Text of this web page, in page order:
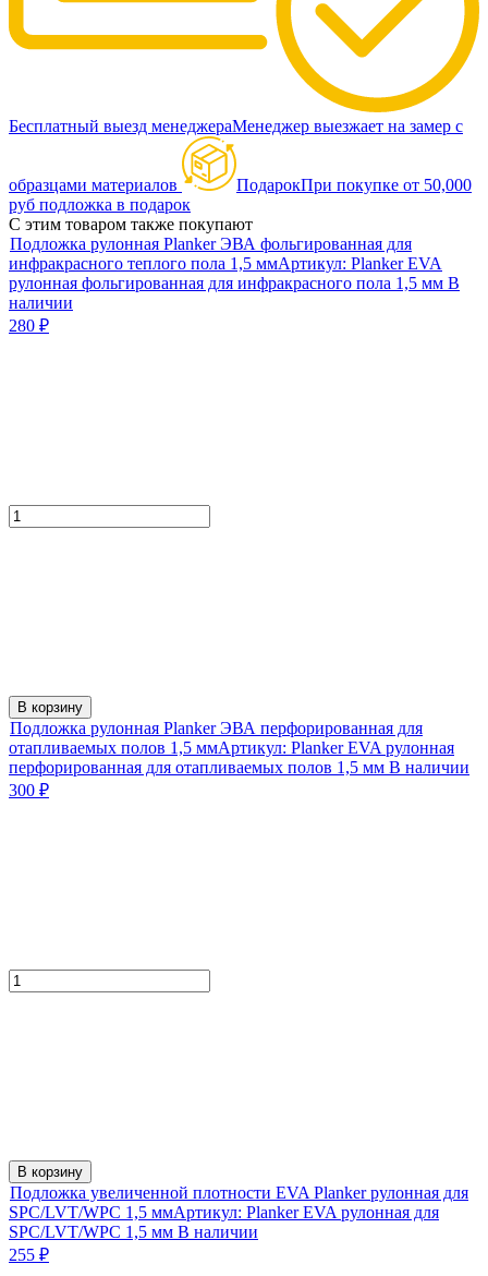
Бесплатный выезд менеджераМенеджер выезжает на замер с
образцами материалов ПодарокПри покупке от 50,000
руб подложка в подарок
С этим товаром также покупают
Подложка рулонная Planker ЭВА фольгированная для
инфракрасного теплого пола 1,5 ммАртикул: Planker EVA
рулонная фольгированная для инфракрасного пола 1,5 мм В
наличии
280 ₽
В корзину
Подложка рулонная Planker ЭВА перфорированная для
отапливаемых полов 1,5 ммАртикул: Planker EVA рулонная
перфорированная для отапливаемых полов 1,5 мм В наличии
300 ₽
В корзину
Подложка увеличенной плотности EVA Planker рулонная для
SPC/LVT/WPC 1,5 ммАртикул: Planker EVA рулонная для
SPC/LVT/WPC 1,5 мм В наличии
255 ₽